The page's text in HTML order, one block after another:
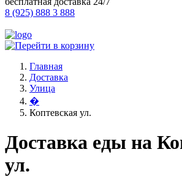
8 (925) 888 3 888
Главная
Доставка
Улица
�
Коптевская ул.
Доставка еды на
ул.